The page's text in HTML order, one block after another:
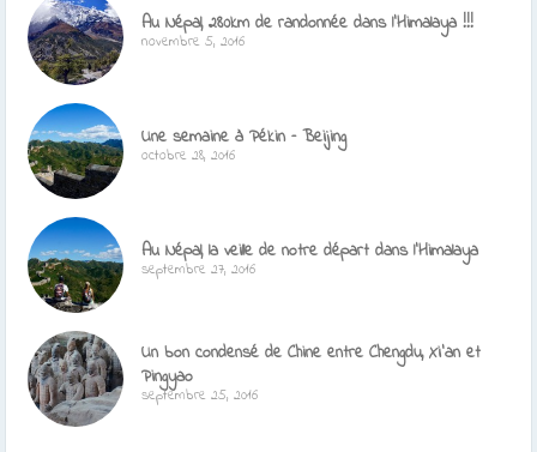
Au Népal, 280km de randonnée dans l’Himalaya !!!
novembre 5, 2016
Une semaine à Pékin – Beijing
octobre 28, 2016
Au Népal, la veille de notre départ dans l’Himalaya
septembre 27, 2016
Un bon condensé de Chine entre Chengdu, Xi’an et
Pingyao
septembre 25, 2016